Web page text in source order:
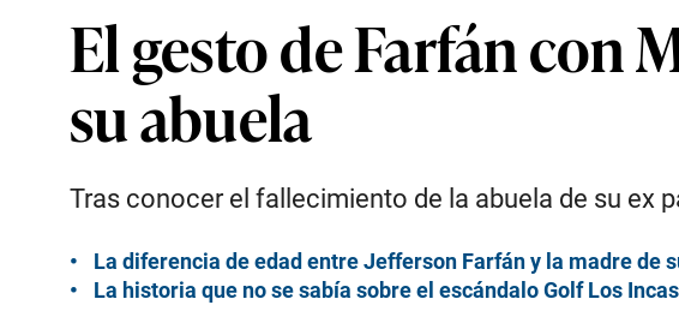
El gesto de Farfán con
su abuela
Tras conocer el fallecimiento de la abuela de su ex
La diferencia de edad entre Jefferson Farfán y la madre de
La historia que no se sabía sobre el escándalo Golf Los